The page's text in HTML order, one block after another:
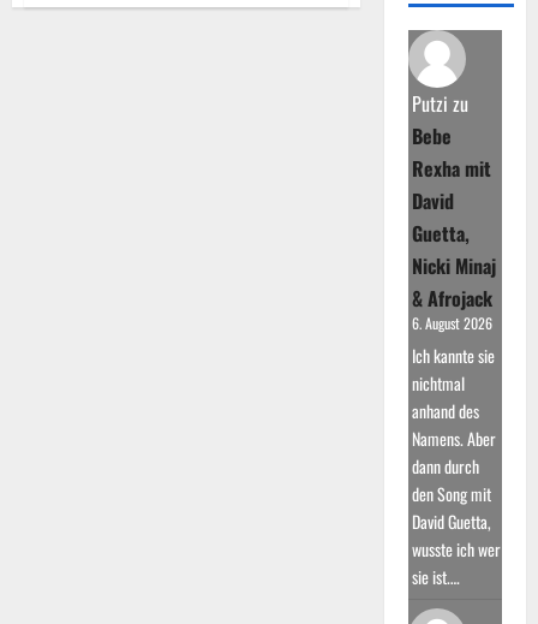
Fischer:
Putzi zu
Bebe
Rexha mit
David
Guetta,
Nicki Minaj
& Afrojack
6. August 2026
Ich kannte sie
nichtmal
anhand des
Namens. Aber
dann durch
den Song mit
David Guetta,
wusste ich wer
sie ist.…